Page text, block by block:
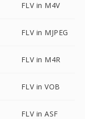
FLV in M4V
FLV in MJPEG
FLV in M4R
FLV in VOB
FLV in ASF